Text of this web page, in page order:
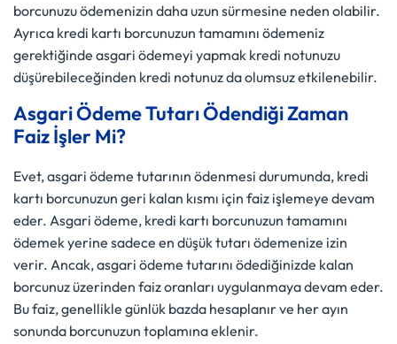
borcunuzu ödemenizin daha uzun sürmesine neden olabilir.
Ayrıca kredi kartı borcunuzun tamamını ödemeniz
gerektiğinde asgari ödemeyi yapmak kredi notunuzu
düşürebileceğinden kredi notunuz da olumsuz etkilenebilir.
Asgari Ödeme Tutarı Ödendiği Zaman
Faiz İşler Mi?
Evet, asgari ödeme tutarının ödenmesi durumunda, kredi
kartı borcunuzun geri kalan kısmı için faiz işlemeye devam
eder. Asgari ödeme, kredi kartı borcunuzun tamamını
ödemek yerine sadece en düşük tutarı ödemenize izin
verir. Ancak, asgari ödeme tutarını ödediğinizde kalan
borcunuz üzerinden faiz oranları uygulanmaya devam eder.
Bu faiz, genellikle günlük bazda hesaplanır ve her ayın
sonunda borcunuzun toplamına eklenir.